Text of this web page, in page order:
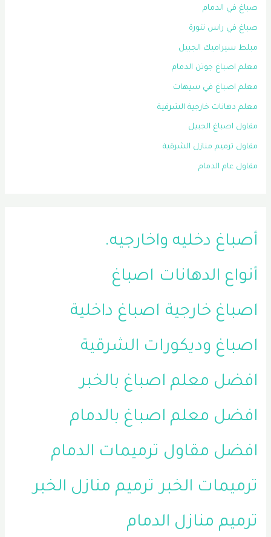
صباغ في الدمام
صباغ في راس تنورة
مبلط سيراميك الجبيل
معلم اصباغ جوتن الدمام
معلم اصباغ في سيهات
معلم دهانات خارجية الشرقية
مقاول اصباغ الجبيل
مقاول ترميم منازل الشرقية
مقاول عام الدمام
أصباغ دخليه واخارجيه.
أنواع الدهانات اصباغ
اصباغ خارجية اصباغ داخلية
اصباغ وديكورات الشرقية
افضل معلم اصباغ بالخبر
افضل معلم اصباغ بالدمام
افضل مقاول ترميمات الدمام
ترميمات الخبر ترميم منازل الخبر
ترميم منازل الدمام